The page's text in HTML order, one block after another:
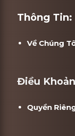
Thông Tin:
Về Chúng
Điều
Quyền